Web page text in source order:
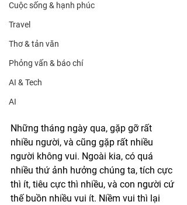
Cuộc sống & hạnh phúc
Travel
Thơ & tản văn
Phỏng vấn & báo chí
AI & Tech
AI
Những tháng ngày qua, gặp gỡ rất
nhiều người, và cũng gặp rất nhiều
người không vui. Ngoài kia, có quá
nhiều thứ ảnh hưởng chúng ta, tích cực
thì ít, tiêu cực thì nhiều, và con người cứ
thế buồn nhiều vui ít. Niềm vui thì lại